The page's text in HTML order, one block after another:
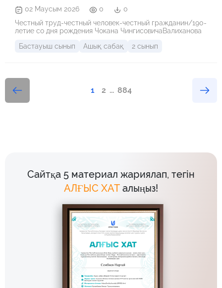
02 Маусым 2026 0
0
Честный труд-честный человек-честный гражданин/190-
летие со дня рождения Чокана ЧингисовичаВалиханова
Бастауыш сынып
Ашық сабақ 2 сынып
1 2 ... 884
Сайтқа 5 материал жариялап, тегін
АЛҒЫС ХАТ алыңыз!